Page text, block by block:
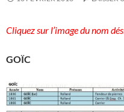
Cliquez sur l’image du nom
GOÏC